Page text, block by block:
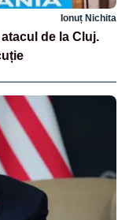
Ionuț Nichita
de la Cluj.